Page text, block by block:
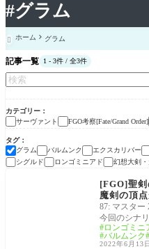
#グラム
 ホーム グラム
記事一覧 1 - 3件 / 全3件
カテゴリー
サーヴァント
FGO考察[Fate/Grand Order]
タグ
グラム
バルムンク エクスカリバー
シグルド
ロンゴミニアド 幻想大剣・
[FGO]聖剣
魔剣の頂
きている
定義とは
87: マスター
今回のシナ
どフェイト
り魔剣って
ロンゴミニ
バルムンク
2022年6月13日